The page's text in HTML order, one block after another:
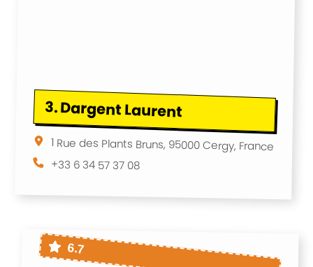
3.Dargent Laurent
1 Rue des Plants Bruns, 95000 Cergy, France
+33 6 34 57 37 08
6.7